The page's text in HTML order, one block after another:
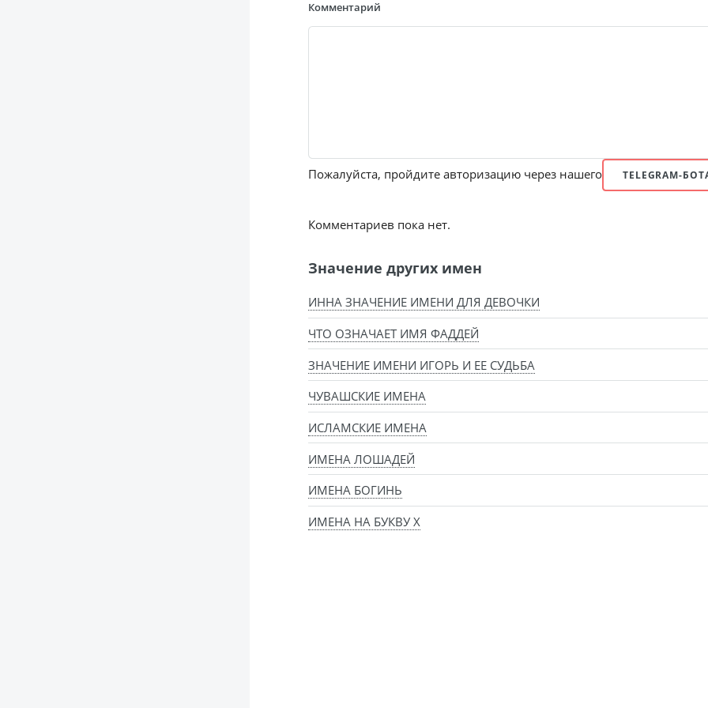
Комментарий
Пожалуйста, пройдите авторизацию через нашего TELEGRAM-
Комментариев пока нет.
Значение других имен
ИННА ЗНАЧЕНИЕ ИМЕНИ ДЛЯ ДЕВОЧКИ
ЧТО ОЗНАЧАЕТ ИМЯ ФАДДЕЙ
ЗНАЧЕНИЕ ИМЕНИ ИГОРЬ И ЕЕ СУДЬБА
ЧУВАШСКИЕ ИМЕНА
ИСЛАМСКИЕ ИМЕНА
ИМЕНА ЛОШАДЕЙ
ИМЕНА БОГИНЬ
ИМЕНА НА БУКВУ Х